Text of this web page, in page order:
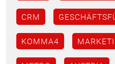
CRM
KOMMA4